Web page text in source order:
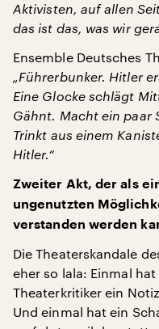
Aktivisten, auf allen
das ist das, was wir
Ensemble Deutsches
„Führerbunker. Hitler
Eine Glocke schlägt
Gähnt. Macht ein paar
Trinkt aus einem
Hitler.“
Zweiter Akt, der als
ungenutzten
verstanden werden
Die Theaterskandale
eher so lala: Einmal
Theaterkritiker ein
Und einmal hat ein